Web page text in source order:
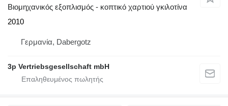
Βιομηχανικός εξοπλισμός - κοπτικό χαρτιού γκιλοτίνα
2010
Γερμανία, Dabergotz
3p Vertriebsgesellschaft mbH